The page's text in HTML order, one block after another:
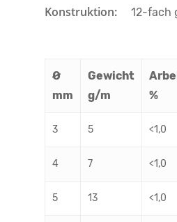
Konstruktion:12-fach
Ø
mm
Gewicht
g/m
%
3 5 <1,0
4 7 <1,0
5 13 <1,0